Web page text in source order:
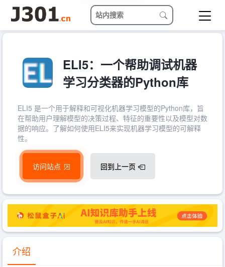
ELI5：一个帮助调试机器
学习分类器的Python库
ELI5 是一个用于解释和可视化机器学习模型的Python库，旨
在帮助用户理解模型的决策过程、特征的重要性以及模型对数
据的响应。了解如何使用ELI5来实现机器学习模型的可解释
性。
访问站点 回到上一页
介绍